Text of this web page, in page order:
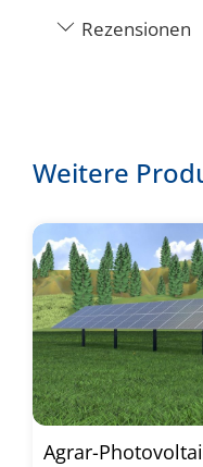
Rezensionen
Weitere
Agrar-